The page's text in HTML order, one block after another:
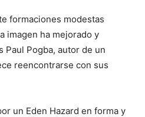
formaciones modestas
imagen ha mejorado y
Paul Pogba, autor de un
reencontrarse con sus
un Eden Hazard en forma y